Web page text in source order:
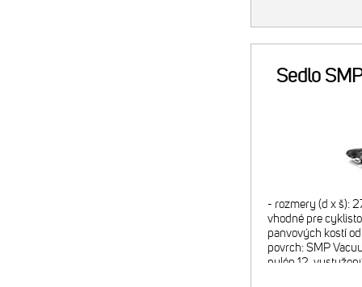
Sedlo
- rozmery (d x š):
vhodné pre
panvových kostí
povrch: SMP
nylón 12,